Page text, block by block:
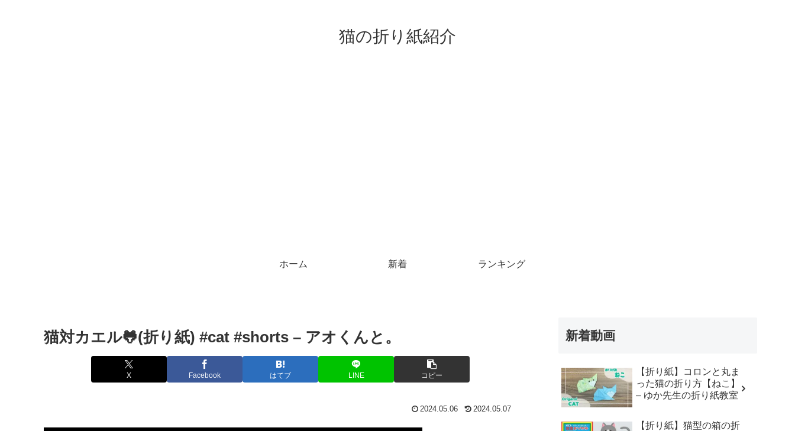
猫の折り紙紹介
ホーム 新着 ランキング
猫対カエル🐸(折り紙) #cat #shorts – アオくんと。
X Facebook はてブ LINE コピー
2024.05.06 2024.05.07
新着動画
【折り紙】コロンと丸ま
った猫の折り方【ねこ】
– ゆか先生の折り紙教室
【折り紙】猫型の箱の折